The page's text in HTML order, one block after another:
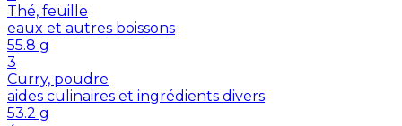
Thé, feuille
eaux et autres boissons
55.8 g
3
Curry, poudre
aides culinaires et ingrédients divers
53.2 g